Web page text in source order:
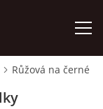
Růžová na černé